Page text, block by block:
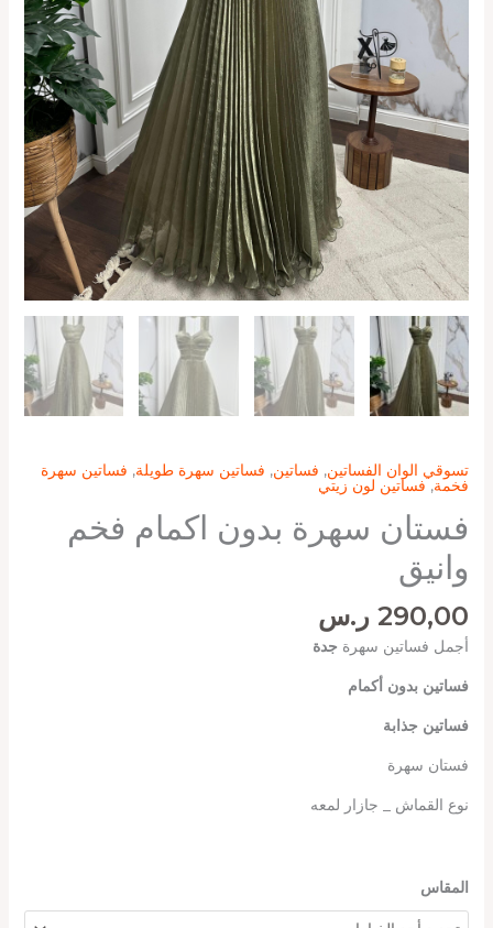
تسوقي الوان الفساتين, فساتين, فساتين سهرة طويلة, فساتين سهرة
فخمة,فساتين لون زيتي
فستان سهرة بدون اكمام فخم
وانيق
290,00 ر.س
أجمل فساتين سهرة جدة
فساتين بدون أكمام
فساتين جذابة
فستان سهرة
نوع القماش _ جازار لمعه
المقاس